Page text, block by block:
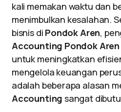
kali memakan waktu dan
menimbulkan kesalahan.
bisnis di Pondok Aren,
Accounting Pondok Aren
untuk meningkatkan
mengelola keuangan
adalah beberapa alasan
Accounting sangat